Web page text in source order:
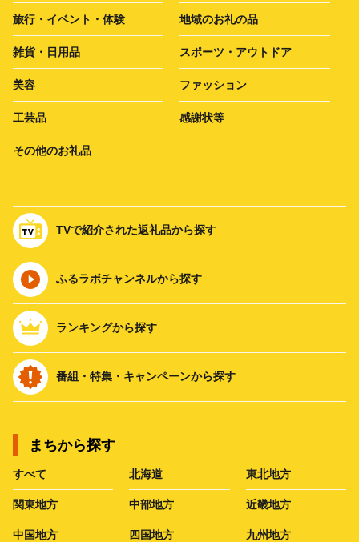
旅行・イベント・体験 地域のお礼の品
雑貨・日用品 スポーツ・アウトドア
美容 ファッション
工芸品 感謝状等
その他のお礼品
TVで紹介された返礼品から探す
ふるラボチャンネルから探す
ランキングから探す
番組・特集・キャンペーンから探す
まちから探す
すべて 北海道 東北地方
関東地方 中部地方 近畿地方
中国地方 四国地方 九州地方